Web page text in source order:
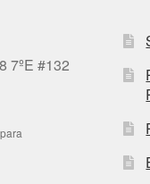
7ºE #132